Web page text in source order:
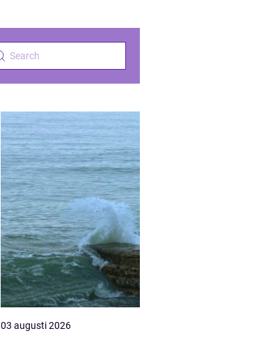
03 augusti 2026